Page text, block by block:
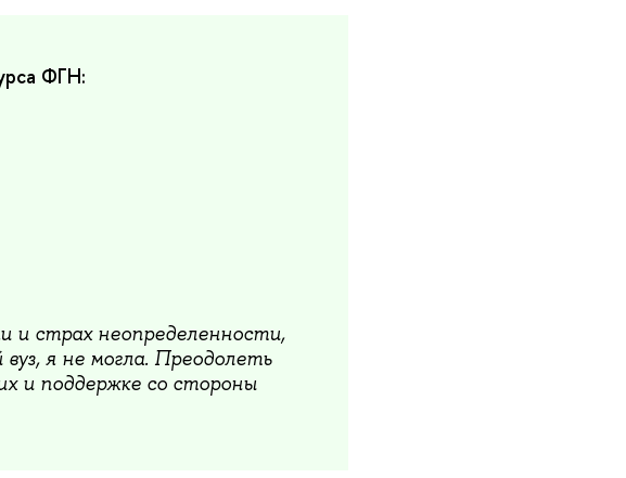
ФГН:
и страх неопределенности,
я не могла. Преодолеть
и поддержке со стороны